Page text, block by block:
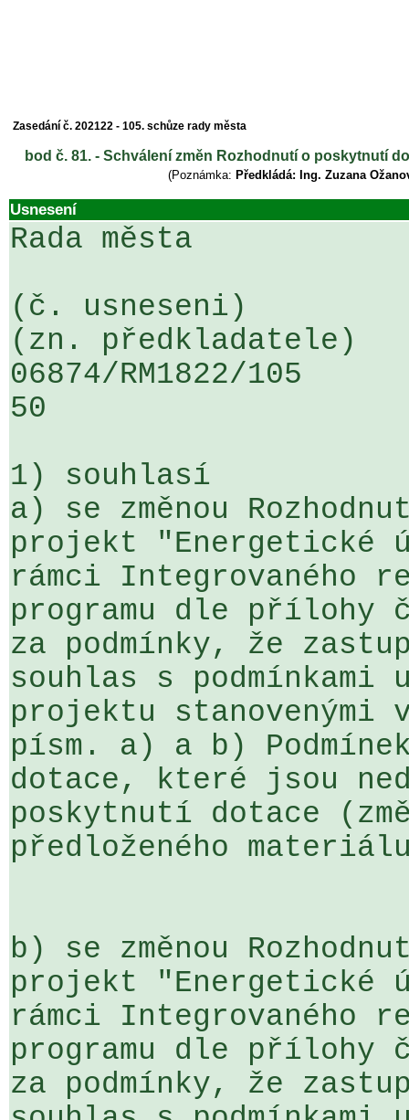
Zasedání č. 202122 - 105. schůze rady města
bod č. 81. - Schválení změn Rozhodnutí o poskytnutí
(Poznámka: Předkládá: Ing. Zuzana
Usnesení
Rada města
(č. usneseni)
(zn. předkladatele)
06874/RM1822/
50
1) souhlasí
a) se změnou
projekt "Energetické
rámci Integrovaného
programu dle přílohy
za podmínky, že
souhlas s
projektu
písm. a) a b)
dotace, které jsou
poskytnutí dotace
předloženého
b) se změnou
projekt "Energetické
rámci Integrovaného
programu dle přílohy
za podmínky, že